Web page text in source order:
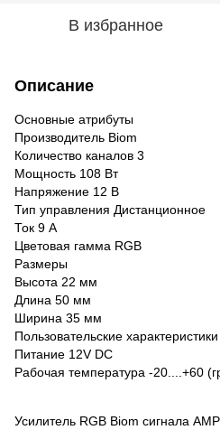
В избранное
Описание
Основные атрибуты
Производитель Biom
Количество каналов 3
Мощность 108 Вт
Напряжение 12 В
Тип управления Дистанционное
Ток 9 А
Цветовая гамма RGB
Размеры
Высота 22 мм
Длина 50 мм
Ширина 35 мм
Пользовательские характеристики
Питание 12V DC
Рабочая температура -20....+60
Усилитель RGB Biom сигнала